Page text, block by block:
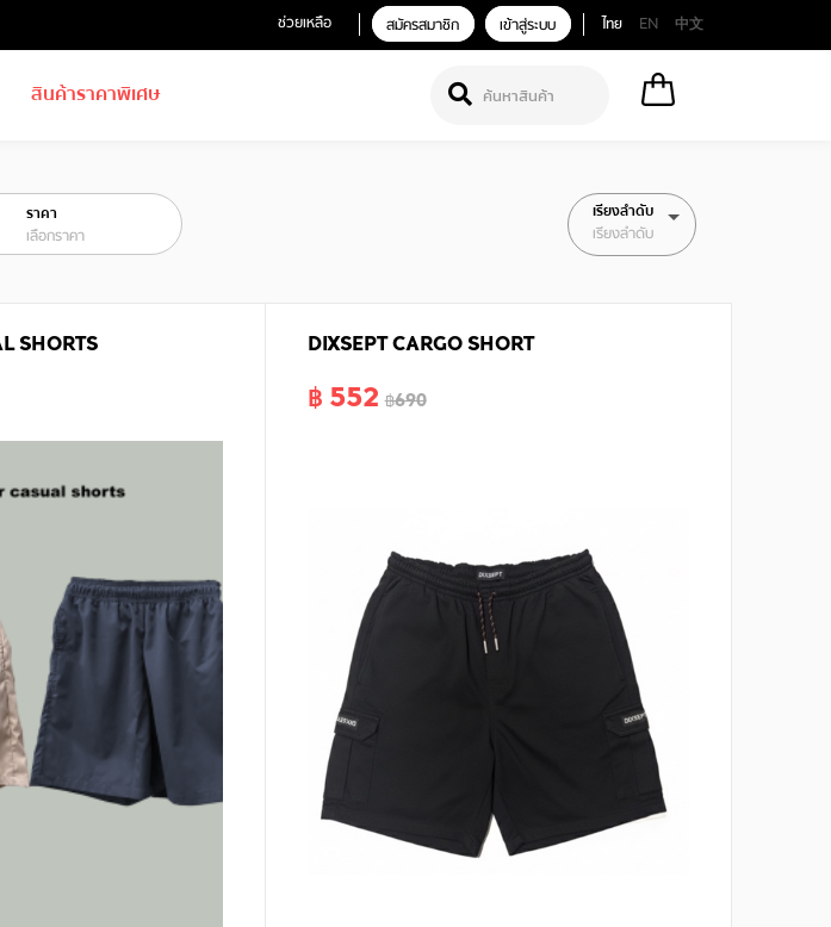
ช่วยเหลือ สมัครสมาชิก เข้าสู่ระบบ ไทย EN 中文
สินค้าราคาพิเศษ
ราคา
เลือกราคา
เรียงลำดับ
เรียงลำดับ
SHORTS DIXSEPT CARGO SHORT
฿ 552 ฿690